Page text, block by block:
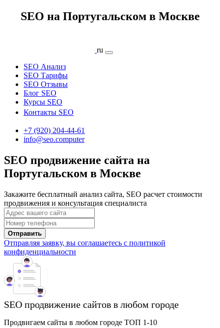
SEO на Португальском в Москве
ru
SEO Анализ
SEO Тарифы
SEO Отзывы
Блог SEO
Курсы SEO
Контакты SEO
+7 (920) 204-44-61
info@seo.computer
SEO продвижение сайта на
Португальском в Москве
Закажите бесплатный анализ сайта, SEO расчет стоимости
продвижения и консультация специалиста
Отправить
Отправляя заявку, вы соглашаетесь с политикой
конфиденциальности
SEO продвижение сайтов в любом городе
Продвигаем сайты в любом городе ТОП 1-10